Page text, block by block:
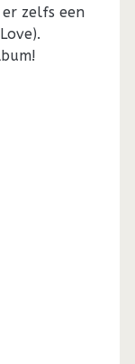
er zelfs een